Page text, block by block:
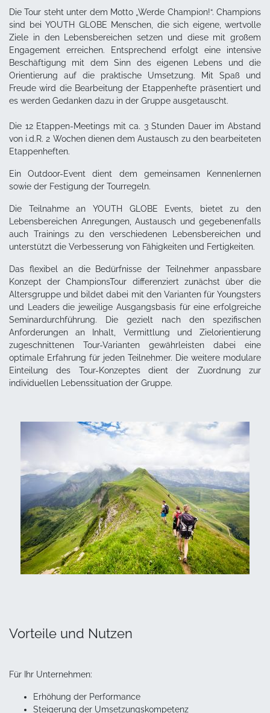
Die Tour steht unter dem Motto „Werde Champion!“. Champions
sind bei YOUTH GLOBE Menschen, die sich eigene, wertvolle
Ziele in den Lebensbereichen setzen und diese mit großem
Engagement erreichen. Entsprechend erfolgt eine intensive
Beschäftigung mit dem Sinn des eigenen Lebens und die
Orientierung auf die praktische Umsetzung. Mit Spaß und
Freude wird die Bearbeitung der Etappenhefte präsentiert und
es werden Gedanken dazu in der Gruppe ausgetauscht.
Die 12 Etappen-Meetings mit ca. 3 Stunden Dauer im Abstand
von i.d.R. 2 Wochen dienen dem Austausch zu den bearbeiteten
Etappenheften.
Ein Outdoor-Event dient dem gemeinsamen Kennenlernen
sowie der Festigung der Tourregeln.
Die Teilnahme an YOUTH GLOBE Events, bietet zu den
Lebensbereichen Anregungen, Austausch und gegebenenfalls
auch Trainings zu den verschiedenen Lebensbereichen und
unterstützt die Verbesserung von Fähigkeiten und Fertigkeiten.
Das flexibel an die Bedürfnisse der Teilnehmer anpassbare
Konzept der ChampionsTour differenziert zunächst über die
Altersgruppe und bildet dabei mit den Varianten für Youngsters
und Leaders die jeweilige Ausgangsbasis für eine erfolgreiche
Seminardurchführung. Die gezielt nach den spezifischen
Anforderungen an Inhalt, Vermittlung und Zielorientierung
zugeschnittenen Tour-Varianten gewährleisten dabei eine
optimale Erfahrung für jeden Teilnehmer. Die weitere modulare
Einteilung des Tour-Konzeptes dient der Zuordnung zur
individuellen Lebenssituation der Gruppe.
Vorteile und Nutzen
Für Ihr Unternehmen:
Erhöhung der Performance
Steigerung der Umsetzungskompetenz